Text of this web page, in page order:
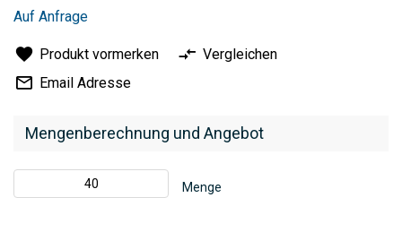
springen
Mengenberechnung und Angebot
Menge
Auf Anfrage
Produkt vormerken
Vergleichen
Email Adresse